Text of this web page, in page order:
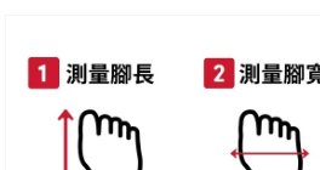
離島郵局配送
每筆NT$90，滿NT$999(含以上)免運費